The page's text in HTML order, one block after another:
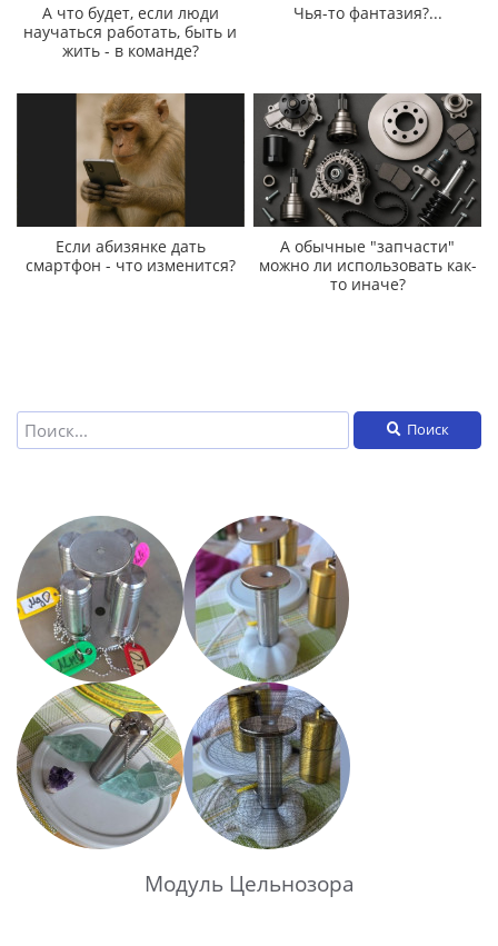
А что будет, если люди
научаться работать, быть и
жить - в команде?
Чья-то фантазия?...
Если абизянке дать
смартфон - что изменится?
А обычные "запчасти"
можно ли использовать как-
то иначе?
Поиск
Модуль Цельнозора